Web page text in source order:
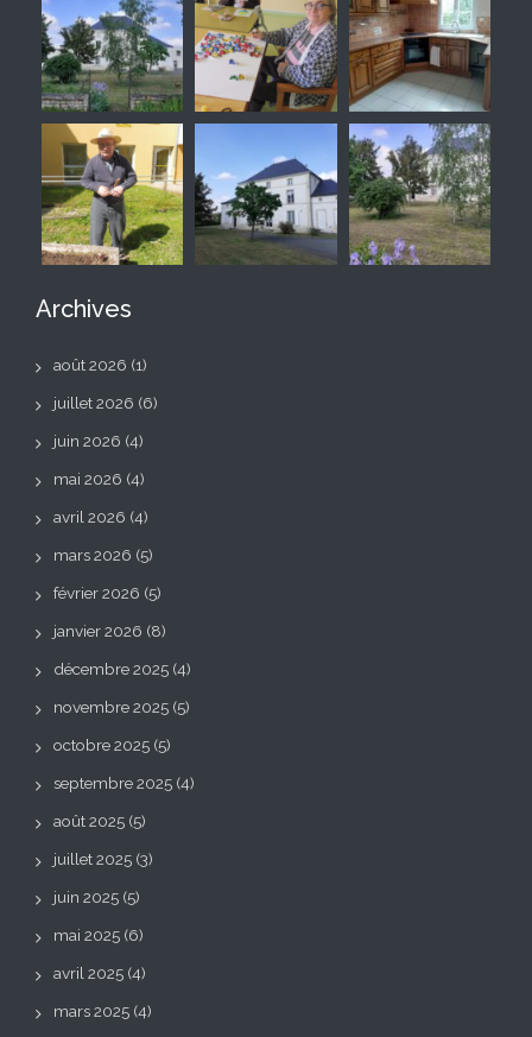
Archives
août 2026 (1)
juillet 2026 (6)
juin 2026 (4)
mai 2026 (4)
avril 2026 (4)
mars 2026 (5)
février 2026 (5)
janvier 2026 (8)
décembre 2025 (4)
novembre 2025 (5)
octobre 2025 (5)
septembre 2025 (4)
août 2025 (5)
juillet 2025 (3)
juin 2025 (5)
mai 2025 (6)
avril 2025 (4)
mars 2025 (4)